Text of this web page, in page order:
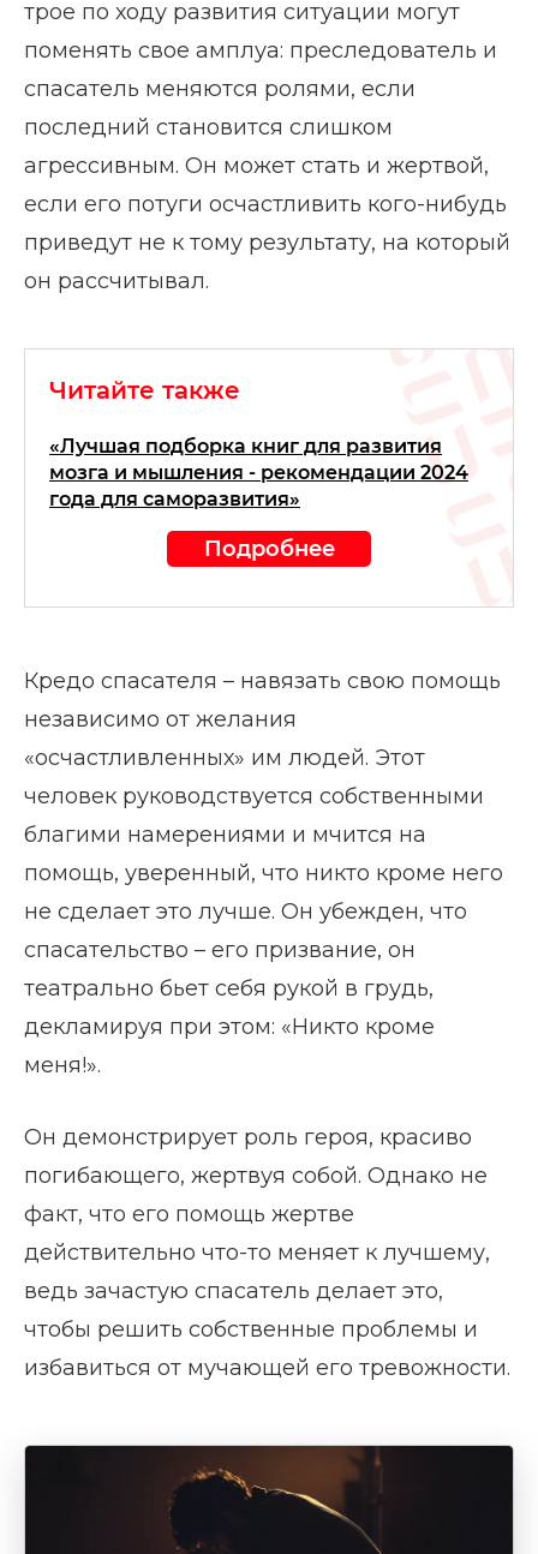
трое по ходу развития ситуации могут
поменять свое амплуа: преследователь и
спасатель меняются ролями, если
последний становится слишком
агрессивным. Он может стать и жертвой,
если его потуги осчастливить кого-нибудь
приведут не к тому результату, на который
он рассчитывал.
Читайте также
«Лучшая подборка книг для развития
мозга и мышления - рекомендации 2024
года для саморазвития»
Подробнее
Кредо спасателя – навязать свою помощь
независимо от желания
«осчастливленных» им людей. Этот
человек руководствуется собственными
благими намерениями и мчится на
помощь, уверенный, что никто кроме него
не сделает это лучше. Он убежден, что
спасательство – его призвание, он
театрально бьет себя рукой в грудь,
декламируя при этом: «Никто кроме
меня!».
Он демонстрирует роль героя, красиво
погибающего, жертвуя собой. Однако не
факт, что его помощь жертве
действительно что-то меняет к лучшему,
ведь зачастую спасатель делает это,
чтобы решить собственные проблемы и
избавиться от мучающей его тревожности.